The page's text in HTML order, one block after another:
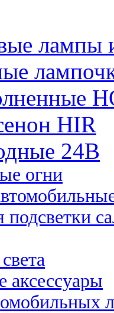
лампы
HIR
24B
огни
аксессуары